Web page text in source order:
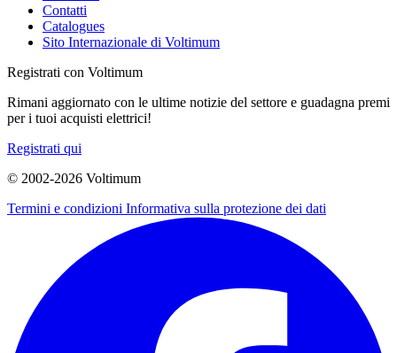
Contatti
Catalogues
Sito Internazionale di Voltimum
Registrati con Voltimum
Rimani aggiornato con le ultime notizie del settore e guadagna premi
per i tuoi acquisti elettrici!
Registrati qui
© 2002-2026 Voltimum
Termini e condizioni Informativa sulla protezione dei dati